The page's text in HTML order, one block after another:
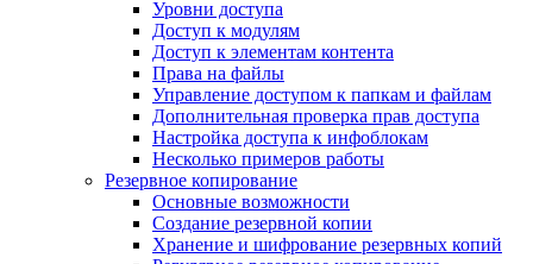
Уровни доступа
Доступ к модулям
Доступ к элементам контента
Права на файлы
Управление доступом к папкам и файлам
Дополнительная проверка прав доступа
Настройка доступа к инфоблокам
Несколько примеров работы
Резервное копирование
Основные возможности
Создание резервной копии
Хранение и шифрование резервных копий